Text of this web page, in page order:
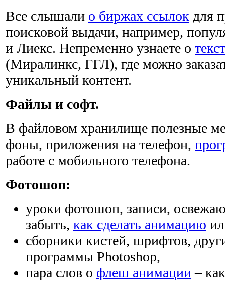
Все слышали о биржах ссылок для
поисковой выдачи, например,
и Лиекс. Непременно узнаете о
(Миралинкс, ГГЛ), где можно
уникальный контент.
Файлы и софт.
В файловом хранилище полезные
фоны, приложения на телефон,
работе с мобильного телефона.
Фотошоп:
уроки фотошоп, записи,
забыть, как сделать анимацию
сборники кистей, шрифтов,
программы Photoshop,
пара слов о флеш анимации–